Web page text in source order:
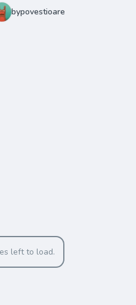
bypovestioare
left to load.